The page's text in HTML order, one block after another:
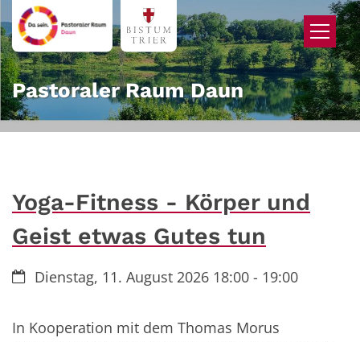
Zum Inhalt springen
Pastoraler Raum Daun
Yoga-Fitness - Körper und
Geist etwas Gutes tun
Datum:Dienstag, 11. August 2026 18:00 - 19:00
In Kooperation mit dem Thomas Morus